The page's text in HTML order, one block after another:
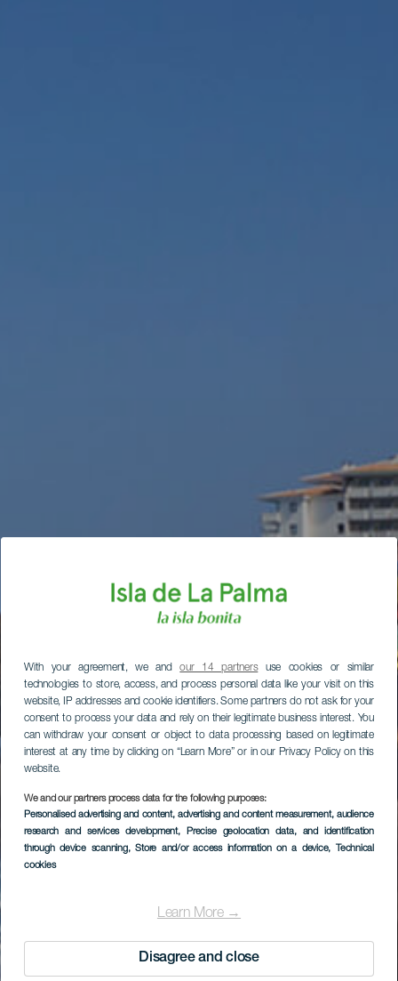
With your agreement, we andour 14 partnersuse cookies or similar
technologies to store, access, and process personal data like your visit on this
website, IP addresses and cookie identifiers. Some partners do not ask for your
consent to process your data and rely on their legitimate business interest. You
can withdraw your consent or object to data processing based on legitimate
interest at any time by clicking on “Learn More” or in our Privacy Policy on this
website.
We and our partners process data for the following purposes:
Personalised advertising and content, advertising and content measurement, audience
research and services development, Precise geolocation data, and identification
through device scanning, Store and/or access information on a device, Technical
cookies
Learn More →
Disagree and close